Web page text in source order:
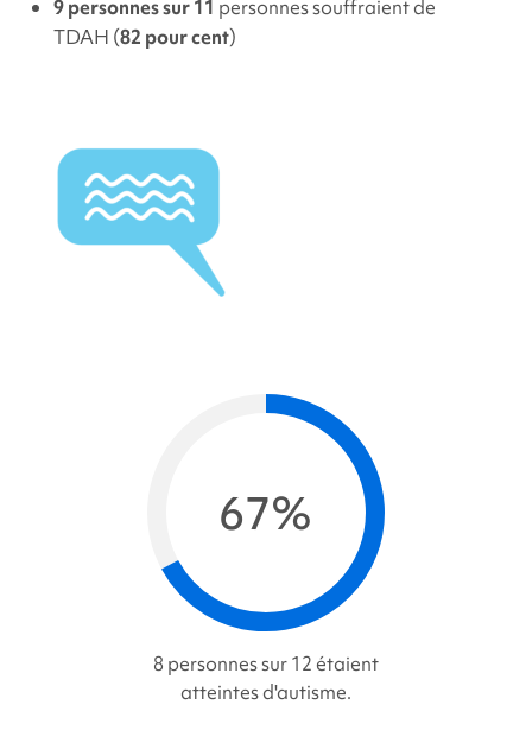
9 personnes sur 11 personnes souffraient de
TDAH (82 pour cent)
67%
8 personnes sur 12 étaient
atteintes d'autisme.